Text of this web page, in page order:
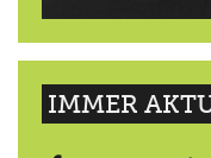
IMMER